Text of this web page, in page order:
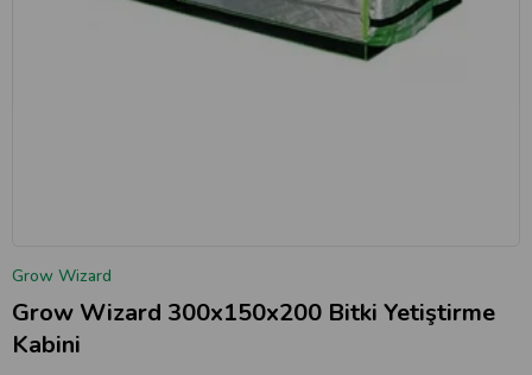
Grow Wizard
Grow Wizard 300x150x200 Bitki Yetiştirme
Kabini